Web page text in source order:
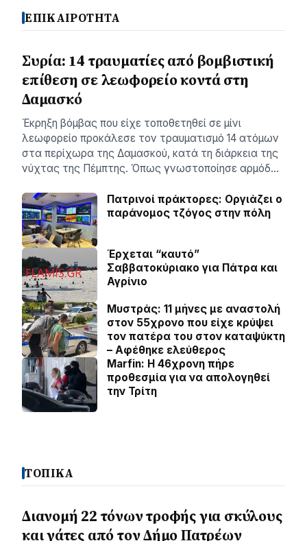
ΕΠΙΚΑΙΡΟΤΗΤΑ
Συρία: 14 τραυματίες από βομβιστική
επίθεση σε λεωφορείο κοντά στη
Δαμασκό
Έκρηξη βόμβας που είχε τοποθετηθεί σε μίνι
λεωφορείο προκάλεσε τον τραυματισμό 14 ατόμων
στα περίχωρα της Δαμασκού, κατά τη διάρκεια της
νύχτας της Πέμπτης. Όπως γνωστοποίησε αρμόδ…
Πατρινοί πράκτορες: Οργιάζει ο
παράνομος τζόγος στην πόλη
Έρχεται “καυτό”
Σαββατοκύριακο για Πάτρα και
Αγρίνιο
Μυστράς: 11 μήνες με αναστολή
στον 55χρονο που είχε κρύψει
τον πατέρα του στον καταψύκτη
– Αφέθηκε ελεύθερος
Marfin: Η 46χρονη πήρε
προθεσμία για να απολογηθεί
την Τρίτη
ΤΟΠΙΚΑ
Διανομή 22 τόνων τροφής για σκύλους
και γάτες από τον Δήμο Πατρέων